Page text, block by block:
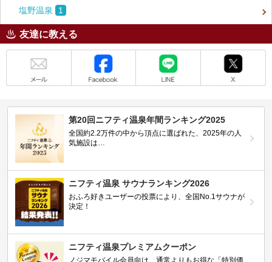
塩野温泉 1
友達に教える
第20回ニフティ温泉年間ランキング2025
全国約2.2万件の中から頂点に選ばれた、2025年の人
気施設は…
ニフティ温泉 サウナランキング2026
おふろ好きユーザーの投票により、全国No.1サウナが
決定！
ニフティ温泉プレミアムクーポン
ノジマモバイル会員向け 通常よりもお得な「特別価